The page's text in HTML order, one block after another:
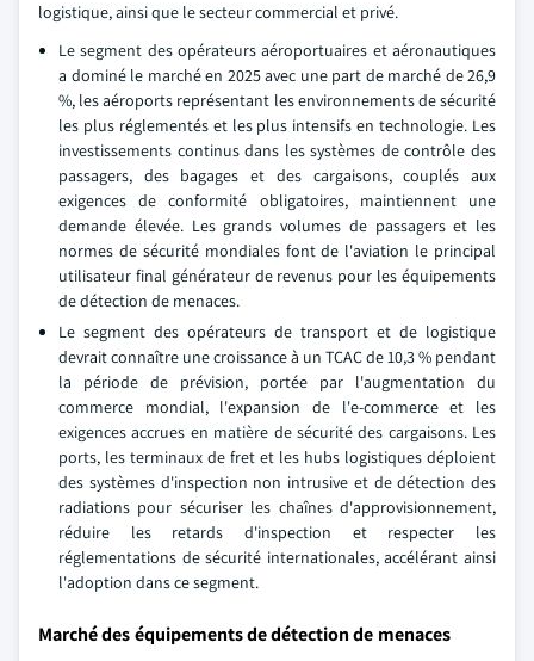
logistique, ainsi que le secteur commercial et privé.
Le segment des opérateurs aéroportuaires et aéronautiques
a dominé le marché en 2025 avec une part de marché de 26,9
%, les aéroports représentant les environnements de sécurité
les plus réglementés et les plus intensifs en technologie. Les
investissements continus dans les systèmes de contrôle des
passagers, des bagages et des cargaisons, couplés aux
exigences de conformité obligatoires, maintiennent une
demande élevée. Les grands volumes de passagers et les
normes de sécurité mondiales font de l'aviation le principal
utilisateur final générateur de revenus pour les équipements
de détection de menaces.
Le segment des opérateurs de transport et de logistique
devrait connaître une croissance à un TCAC de 10,3 % pendant
la période de prévision, portée par l'augmentation du
commerce mondial, l'expansion de l'e-commerce et les
exigences accrues en matière de sécurité des cargaisons. Les
ports, les terminaux de fret et les hubs logistiques déploient
des systèmes d'inspection non intrusive et de détection des
radiations pour sécuriser les chaînes d'approvisionnement,
réduire les retards d'inspection et respecter les
réglementations de sécurité internationales, accélérant ainsi
l'adoption dans ce segment.
Marché des équipements de détection de menaces